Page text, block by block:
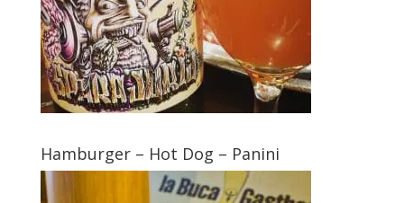
Hamburger – Hot Dog – Panini